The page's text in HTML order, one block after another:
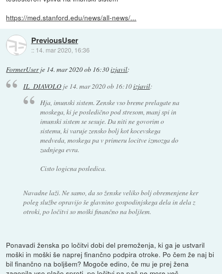
https://med.stanford.edu/news/all-news/...
PreviousUser
:: 14. mar 2020, 16:36
FormerUserje 14. mar 2020 ob 16:30izjavil:
IL_DIAVOLOje 14. mar 2020 ob 16:10izjavil:
Hja, imunski sistem. Zenske vso breme prelagate na
moskega, ki je posledično pod stresom, manj spi in
imunski sistem se sesuje. Da niti ne govorim o
sistemu, ki varuje zensko bolj kot kocevskega
medveda, moskega pa v primeru locitve izmozga do
zadnjega evra.
Cisto logicna posledica.
Navadne laži. Ne samo, da so ženske veliko bolj obremenjene ker
poleg službe opravijo še glavnino gospodinjskega dela in dela z
otroki, po ločitvi so moški finančno na boljšem.
Ponavadi ženska po ločitvi dobi del premoženja, ki ga je ustvaril
moški in moški še naprej finančno podpira otroke. Po čem že naj bi
bil finančno na boljšem? Mogoče edino, če mu je prej žena